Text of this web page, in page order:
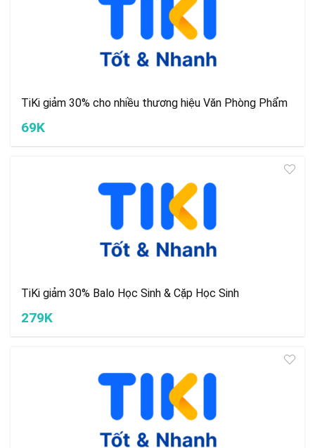
TiKi giảm 30% cho nhiều thương hiệu Văn Phòng Phẩm
69K
TiKi giảm 30% Balo Học Sinh & Cặp Học Sinh
279K